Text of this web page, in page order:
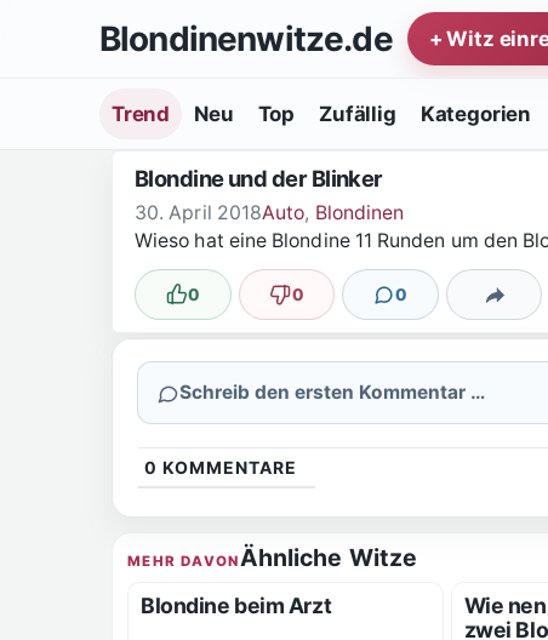
Zum Inhalt springenBlondinenwitze.de + Witz
Trend Neu Top Zufällig Kategorien
Blondine und der Blinker
30. April 2018Auto, Blondinen
Wieso hat eine Blondine 11 Runden um den
Lustig
0 Nicht lustig
0 0
KommentareTeilen
Schreib den ersten Kommentar …
0 KOMMENTARE
MEHR DAVONÄhnliche Witze
Blondine beim Arzt
Wie
zwei